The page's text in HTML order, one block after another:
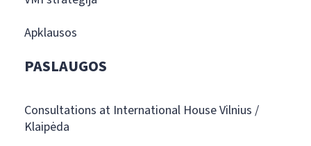
Apklausos
PASLAUGOS
Consultations at International House Vilnius /
Klaipėda